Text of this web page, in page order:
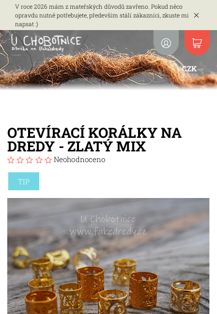
V roce 2026 mám z mateřských důvodů zavřeno. Pokud něco
opravdu nutně potřebujete, především stálí zákazníci, zkuste mi
napsat :)
CZK
OTEVÍRACÍ KORÁLKY NA
DREDY - ZLATÝ MIX
Neohodnoceno
TIP